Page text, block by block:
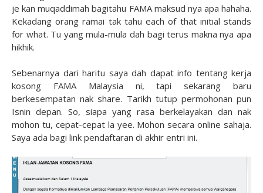
je kan muqaddimah bagitahu FAMA maksud nya apa hahaha.
Kekadang orang ramai tak tahu each of that initial stands
for what. Tu yang mula-mula dah bagi terus makna nya apa
hikhik.
Sebenarnya dari haritu saya dah dapat info tentang kerja
kosong FAMA Malaysia ni, tapi sekarang baru
berkesempatan nak share. Tarikh tutup permohonan pun
Isnin depan. So, siapa yang rasa berkelayakan dan nak
mohon tu, cepat-cepat la yee. Mohon secara online sahaja.
Saya ada bagi link pendaftaran di akhir entri ini.